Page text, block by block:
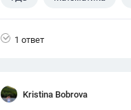
1 ответ
Kristina Bobrova